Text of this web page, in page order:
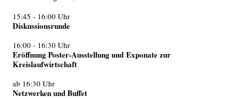
15:45 - 16:00 Uhr
Diskussionsrunde
16:00 - 16:30 Uhr
Eröffnung Poster-Ausstellung und Exponate zur
Kreislaufwirtschaft
ab 16:30 Uhr
Netzwerken und Buffet